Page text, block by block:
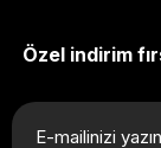
Özel indirim